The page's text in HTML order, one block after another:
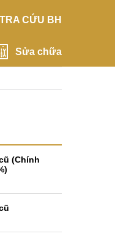
TRA CỨU BH
Sửa chữa
(Chính